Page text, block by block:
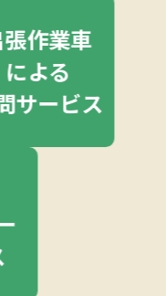
張作業車
による
サービス